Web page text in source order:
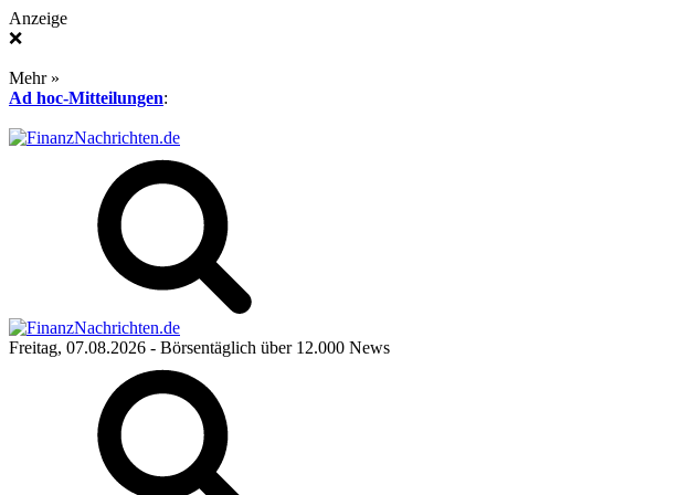
Anzeige
❌
Mehr »
Ad hoc-Mitteilungen:
Freitag, 07.08.2026 - Börsentäglich über 12.000 News